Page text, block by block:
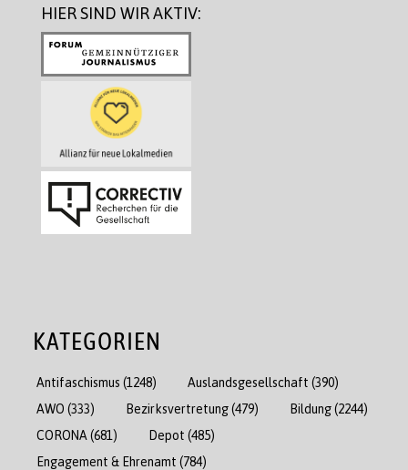
HIER SIND WIR AKTIV:
KATEGORIEN
Antifaschismus (1248) Auslandsgesellschaft (390)
AWO (333) Bezirksvertretung(479) Bildung(2244)
CORONA (681) Depot (485)
Engagement & Ehrenamt (784)